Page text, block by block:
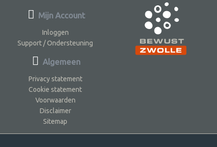
Mijn Account
Inloggen
Support / Ondersteuning
Algemeen
Privacy statement
Cookie statement
Voorwaarden
Disclaimer
Sitemap